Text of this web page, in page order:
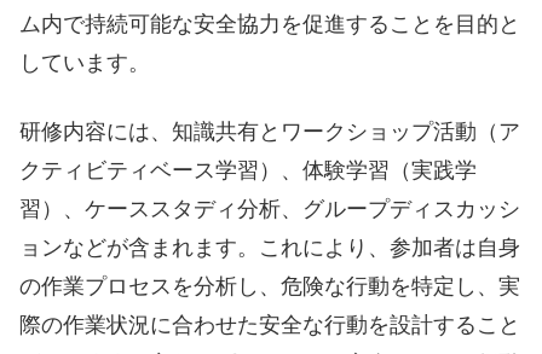
ム内で持続可能な安全協力を促進することを目的と
しています。
研修内容には、知識共有とワークショップ活動（ア
クティビティベース学習）、体験学習（実践学
習）、ケーススタディ分析、グループディスカッシ
ョンなどが含まれます。これにより、参加者は自身
の作業プロセスを分析し、危険な行動を特定し、実
際の作業状況に合わせた安全な行動を設計すること